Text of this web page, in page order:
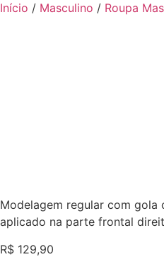
Início / Masculino / Roupa
Modelagem regular com gola
aplicado na parte frontal
R$ 129,90